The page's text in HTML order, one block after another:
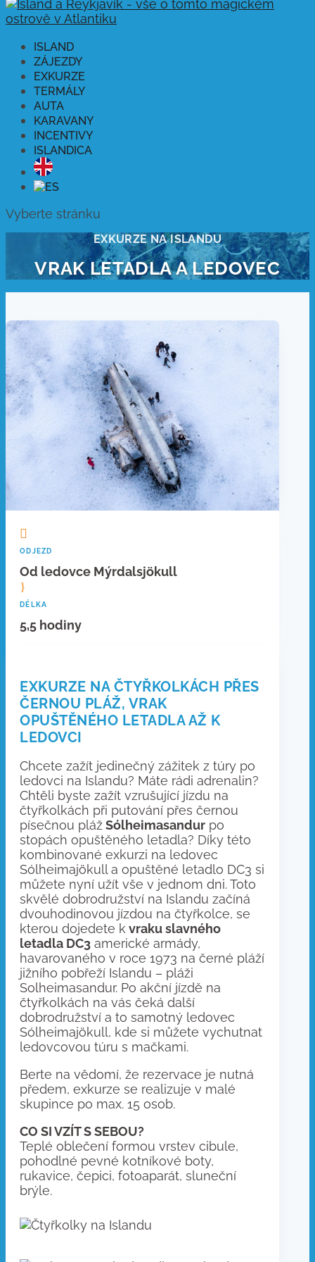
ISLAND
ZÁJEZDY
EXKURZE
TERMÁLY
AUTA
KARAVANY
INCENTIVY
ISLANDICA
Vyberte stránku
EXKURZE NA ISLANDU
VRAK LETADLA A LEDOVEC

ODJEZD
Od ledovce Mýrdalsjökull
}
DÉLKA
5,5 hodiny
EXKURZE NA ČTYŘKOLKÁCH PŘES
ČERNOU PLÁŽ, VRAK
OPUŠTĚNÉHO LETADLA AŽ K
LEDOVCI
Chcete zažít jedinečný zážitek z túry po
ledovci na Islandu? Máte rádi adrenalin?
Chtěli byste zažít vzrušující jízdu na
čtyřkolkách při putování přes černou
písečnou plážSólheimasandur po
stopách opuštěného letadla? Díky této
kombinované exkurzi na ledovec
Sólheimajökull a opuštěné letadlo DC3 si
můžete nyní užít vše v jednom dni. Toto
skvělé dobrodružství na Islandu začíná
dvouhodinovou jízdou na čtyřkolce, se
kterou dojedete k vraku slavného
letadla DC3 americké armády,
havarovaného v roce 1973 na černé pláží
jižního pobřeží Islandu – pláži
Solheimasandur. Po akční jízdě na
čtyřkolkách na vás čeká další
dobrodružství a to samotný ledovec
Sólheimajökull, kde si můžete vychutnat
ledovcovou túru s mačkami.
Berte na vědomí, že rezervace je nutná
předem, exkurze se realizuje v malé
skupince po max. 15 osob.
CO SI VZÍT S SEBOU?
Teplé oblečení formou vrstev cibule,
pohodlné pevné kotníkové boty,
rukavice, čepici, fotoaparát, sluneční
brýle.